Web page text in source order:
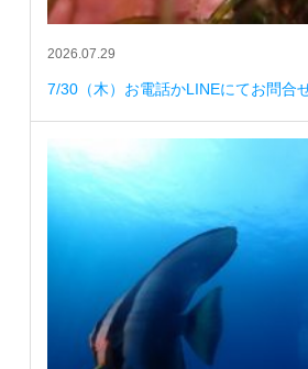
2026.07.29
7/30（木）お電話かLINEにてお問合